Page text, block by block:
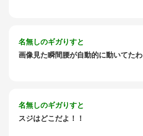
名無しのギガりすと
画像見た瞬間腰が自動的に動いてたわ
名無しのギガりすと
スジはどこだよ！！